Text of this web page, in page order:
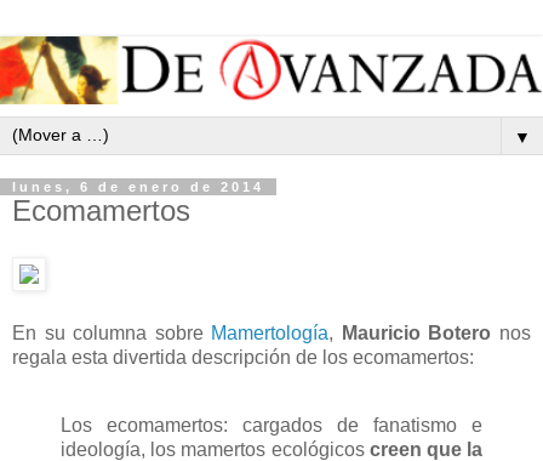
▼
lunes, 6 de enero de 2014
Ecomamertos
En su columna sobre Mamertología, Mauricio Botero nos
regala esta divertida descripción de los ecomamertos:
Los ecomamertos: cargados de fanatismo e
ideología, los mamertos ecológicos creen que la